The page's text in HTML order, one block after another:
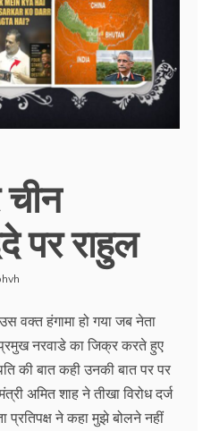
पर राहुल
वक्त हंगामा हो गया जब नेता
प्रमुख नरवाडे का जिक्र करते हुए
की बात कही उनकी बात पर पर
अमित शाह ने तीखा विरोध दर्ज
ने कहा मुझे बोलने नहीं